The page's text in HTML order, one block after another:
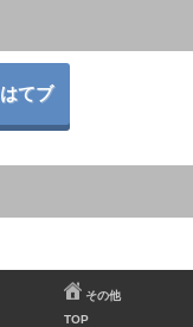
はてブ
その他
TOP